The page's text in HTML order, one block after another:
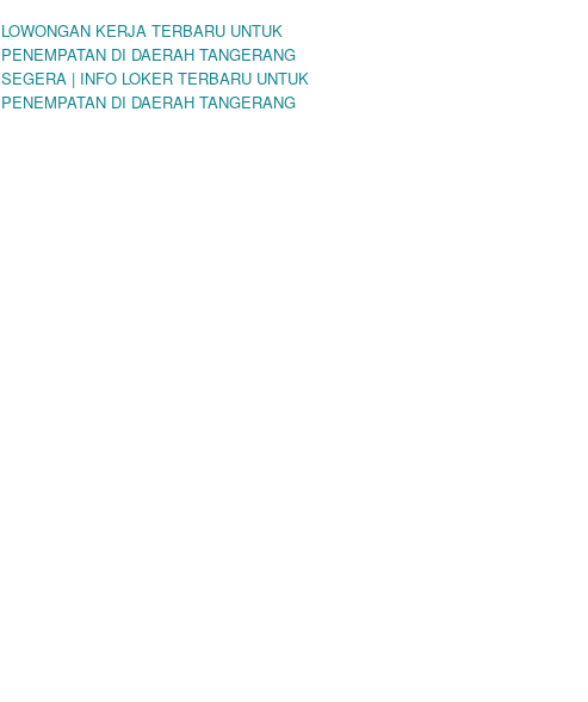
LOWONGAN KERJA TERBARU UNTUK
PENEMPATAN DI DAERAH TANGERANG
SEGERA | INFO LOKER TERBARU UNTUK
PENEMPATAN DI DAERAH TANGERANG